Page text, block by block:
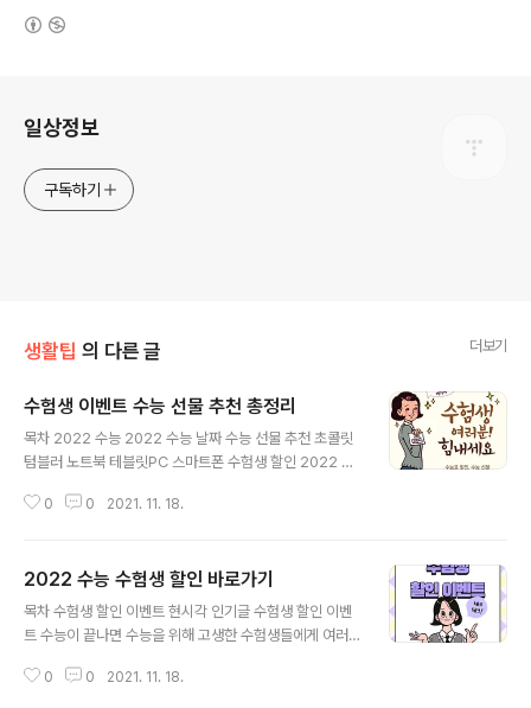
일상정보
구독하기
생활팁 의 다른 글 더보기
수험생 이벤트 수능 선물 추천 총정리
목차 2022 수능 2022 수능 날짜 수능 선물 추천 초콜릿
텀블러 노트북 테블릿PC 스마트폰 수험생 할인 2022 수
오늘 11월 18일 입니다. 51만명이 수능시험을 보는 가운데
과를 보시기 바라며 수능 선물 등 수험생이 받을수 있는 할
인에 대해 보기 쉽게 정리해 두었습니다. 오늘 51만 명 수
능시험...확진·격리자 따로 응시 [앵커]오늘은 2022학년
능 선물 추천 초콜렛 수능 선물 중에 가장 많이 하는 선물이
0 0 2021. 11. 18.
2022 수능 수험생 할인 바로가기
목차 수험생 할인 이벤트 현시각 인기글 수험생 할인 이벤
트 수능이 끝나면 수능을 위해 고생한 수험생들에게 여러
할인을 받으시길 바랍니다. ▶수능 선물 추천 바로가기◀
0 0 2021. 11. 18.